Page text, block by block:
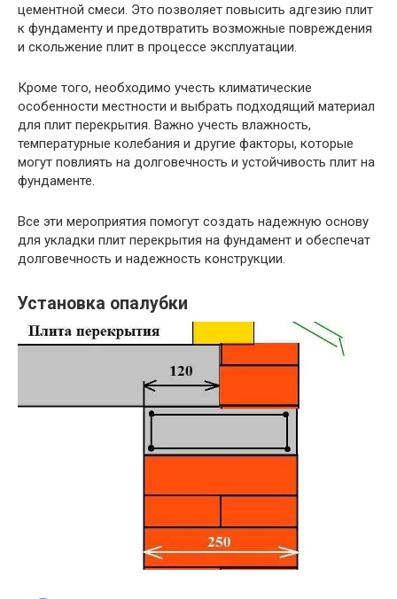
цементной смеси. Это позволяет повысить адгезию плит
к фундаменту и предотвратить возможные повреждения
и скольжение плит в процессе эксплуатации.
Кроме того, необходимо учесть климатические
особенности местности и выбрать подходящий материал
для плит перекрытия. Важно учесть влажность,
температурные колебания и другие факторы, которые
могут повлиять на долговечность и устойчивость плит на
фундаменте.
Все эти мероприятия помогут создать надежную основу
для укладки плит перекрытия на фундамент и обеспечат
долговечность и надежность конструкции.
Установка опалубки